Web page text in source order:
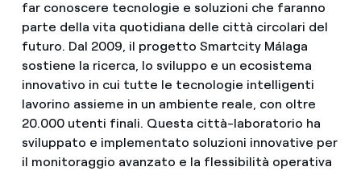
far conoscere tecnologie e soluzioni che faranno
parte della vita quotidiana delle città circolari del
futuro. Dal 2009, il progetto Smartcity Málaga
sostiene la ricerca, lo sviluppo e un ecosistema
innovativo in cui tutte le tecnologie intelligenti
lavorino assieme in un ambiente reale, con oltre
20.000 utenti finali. Questa città-laboratorio ha
sviluppato e implementato soluzioni innovative per
il monitoraggio avanzato e la flessibilità operativa